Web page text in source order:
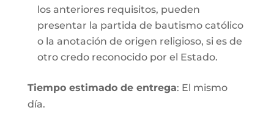
los anteriores requisitos, pueden
presentar la partida de bautismo católico
o la anotación de origen religioso, si es de
otro credo reconocido por el Estado.
Tiempo estimado de entrega: El mismo
día.